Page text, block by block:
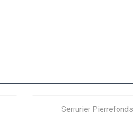
Serrurier Pierrefonds